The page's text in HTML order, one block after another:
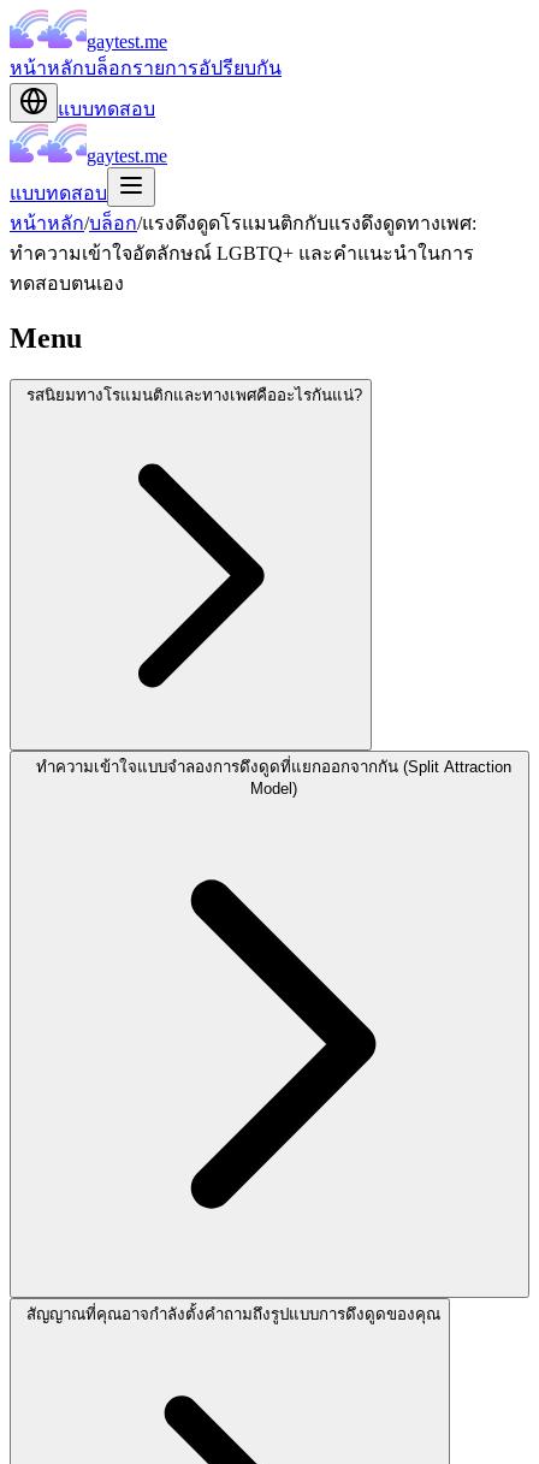
gaytest.me
หน้าหลักบล็อกรายการอัปรียบกัน
แบบทดสอบ
gaytest.me
แบบทดสอบ
หน้าหลัก/บล็อก/แรงดึงดูดโรแมนติกกับแรงดึงดูดทางเพศ:
ทำความเข้าใจอัตลักษณ์ LGBTQ+ และคำแนะนำในการ
ทดสอบตนเอง
Menu
รสนิยมทางโรแมนติกและทางเพศคืออะไรกันแน่?
ทำความเข้าใจแบบจำลองการดึงดูดที่แยกออกจากกัน (Split Attraction
Model)
สัญญาณที่คุณอาจกำลังตั้งคำถามถึงรูปแบบการดึงดูดของคุณ